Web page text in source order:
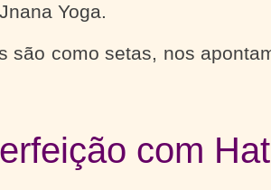
Yoga.
são como setas, nos
com